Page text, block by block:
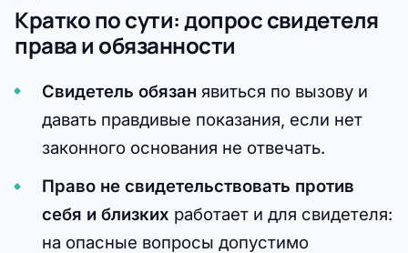
Кратко по сути: допрос свидетеля
права и обязанности
Свидетель обязан явиться по вызову и
давать правдивые показания, если нет
законного основания не отвечать.
Право не свидетельствовать против
себя и близких работает и для свидетеля:
на опасные вопросы допустимо